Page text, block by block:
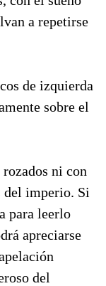
a repetirse
de izquierda
sobre el
ni con
imperio. Si
para leerlo
apreciarse
del